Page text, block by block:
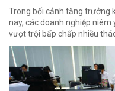
Trong bối cảnh tăng trưởng
nay, các doanh nghiệp
vượt trội bấp chấp nhiều